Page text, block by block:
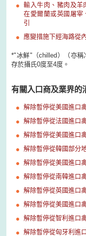
輸入牛肉、豬肉及羊
在愛爾蘭或英國屠宰
引
應變措施下經海路從
*"冰鮮"（chilled）（亦
存於攝氏0度至4度。
有關入口商及業界的
解除暫停從美國進口
解除暫停從法國進口
解除暫停從美國進口
解除暫停從韓國部分
解除暫停從美國進口
解除暫停從南韓進口
解除暫停從英國進口
解除暫停從美國進口
解除暫停從智利進口
解除暫停從匈牙利進